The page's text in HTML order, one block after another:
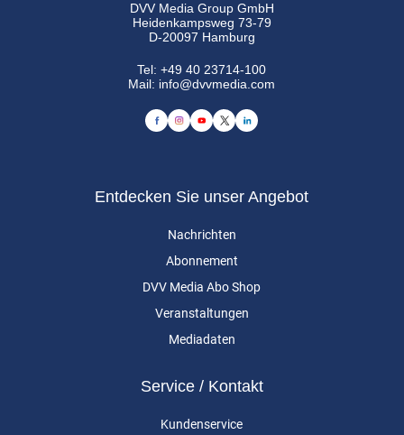
DVV Media Group GmbH
Heidenkampsweg 73-79
D-20097 Hamburg
Tel:+49 40 23714-100
Mail: info@dvvmedia.com
Entdecken Sie unser Angebot
Nachrichten
Abonnement
DVV Media Abo Shop
Veranstaltungen
Mediadaten
Service / Kontakt
Kundenservice